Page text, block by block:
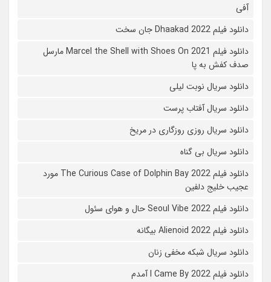
آفی
دانلود فیلم Dhaakad 2022 جان سخت
دانلود فیلم Marcel the Shell with Shoes On 2021 مارسل
صدف کفش به پا
دانلود سریال نوبت لیلی
دانلود سریال آفتاب پرست
دانلود سریال روزی روزگاری در مریخ
دانلود سریال بی گناه
دانلود فیلم The Curious Case of Dolphin Bay 2022 مورد
عجیب خلیج دلفین
دانلود فیلم Seoul Vibe 2022 حال و هوای سئول
دانلود فیلم Alienoid 2022 بیگانه
دانلود سریال شبکه مخفی زنان
دانلود فیلم I Came By 2022 آمدم